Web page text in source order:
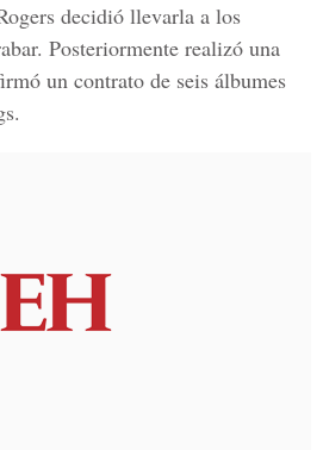
decidió llevarla a los
Posteriormente realizó una
un contrato de seis álbumes
.